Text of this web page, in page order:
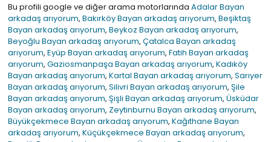
Bu profili google ve diğer arama motorlarında Adalar Bayan
arkadaş arıyorum, Bakırköy Bayan arkadaş arıyorum, Beşiktaş
Bayan arkadaş arıyorum, Beykoz Bayan arkadaş arıyorum,
Beyoğlu Bayan arkadaş arıyorum, Çatalca Bayan arkadaş
arıyorum, Eyüp Bayan arkadaş arıyorum, Fatih Bayan arkadaş
arıyorum, Gaziosmanpaşa Bayan arkadaş arıyorum, Kadıköy
Bayan arkadaş arıyorum, Kartal Bayan arkadaş arıyorum, Sarıyer
Bayan arkadaş arıyorum, Silivri Bayan arkadaş arıyorum, Şile
Bayan arkadaş arıyorum, Şişli Bayan arkadaş arıyorum, Üsküdar
Bayan arkadaş arıyorum, Zeytinburnu Bayan arkadaş arıyorum,
Büyükçekmece Bayan arkadaş arıyorum, Kağıthane Bayan
arkadaş arıyorum, Küçükçekmece Bayan arkadaş arıyorum,